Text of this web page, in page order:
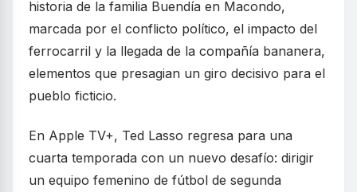
historia de la familia Buendía en Macondo,
marcada por el conflicto político, el impacto del
ferrocarril y la llegada de la compañía bananera,
elementos que presagian un giro decisivo para el
pueblo ficticio.
En Apple TV+, Ted Lasso regresa para una
cuarta temporada con un nuevo desafío: dirigir
un equipo femenino de fútbol de segunda